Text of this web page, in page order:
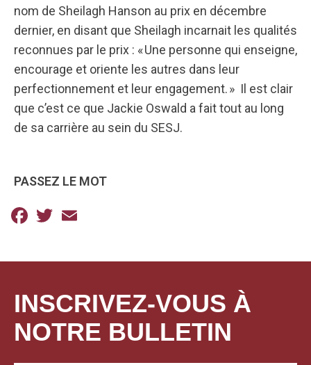
nom de Sheilagh Hanson au prix en décembre
dernier, en disant que Sheilagh incarnait les qualités
reconnues par le prix : « Une personne qui enseigne,
encourage et oriente les autres dans leur
perfectionnement et leur engagement. » Il est clair
que c’est ce que Jackie Oswald a fait tout au long
de sa carrière au sein du SESJ.
PASSEZ LE MOT
Facebook
Twitter
INSCRIVEZ-VOUS À
NOTRE BULLETIN